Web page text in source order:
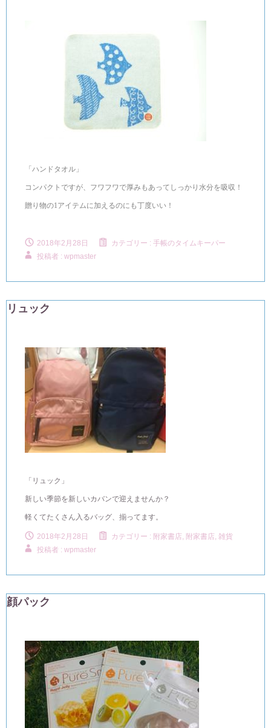
「ハンドタオル」
コンパクトですが、フワフワで厚みもあってしっかり水分を吸収！
贈り物の1アイテムに加えるのにも丁度いい！
2018年2月28日 カテゴリー : 手帳のタイムキーパー
投稿者 : wpmaster
リュック
「リュック」
新しい季節を新しいカバンで迎えませんか？
軽くてたくさん入るバッグ、揃ってます。
2018年2月28日 カテゴリー : 附家書店 附家書店, 雑貨
投稿者 : wpmaster
顔パック